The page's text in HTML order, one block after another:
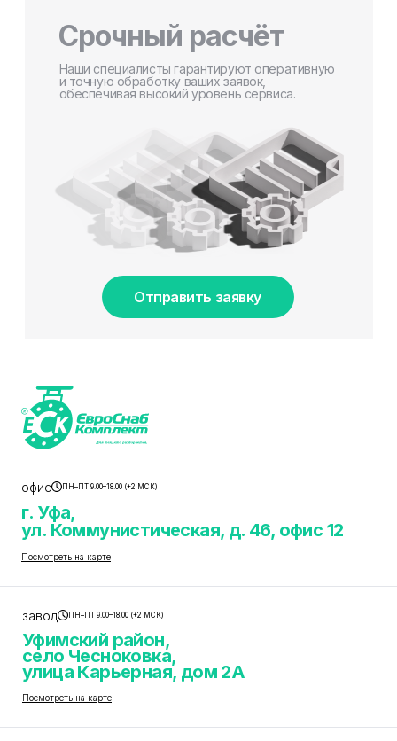
Срочный расчёт
Наши специалисты гарантируют оперативную
и точную обработку ваших заявок,
обеспечивая высокий уровень сервиса.
Отправить заявку
офис ПН–ПТ 9.00–18.00 (+2 МСК)
г. Уфа,
ул. Коммунистическая, д. 46, офис 12
Посмотреть на карте
завод ПН–ПТ 9.00–18.00 (+2 МСК)
Уфимский район,
село Чесноковка,
улица Карьерная, дом 2А
Посмотреть на карте